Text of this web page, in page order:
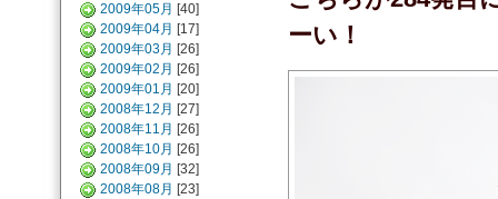
2009年05月 [40]
2009年04月 [17]
2009年03月 [26]
2009年02月 [26]
2009年01月 [20]
2008年12月 [27]
2008年11月 [26]
2008年10月 [26]
2008年09月 [32]
2008年08月 [23]
ーい！